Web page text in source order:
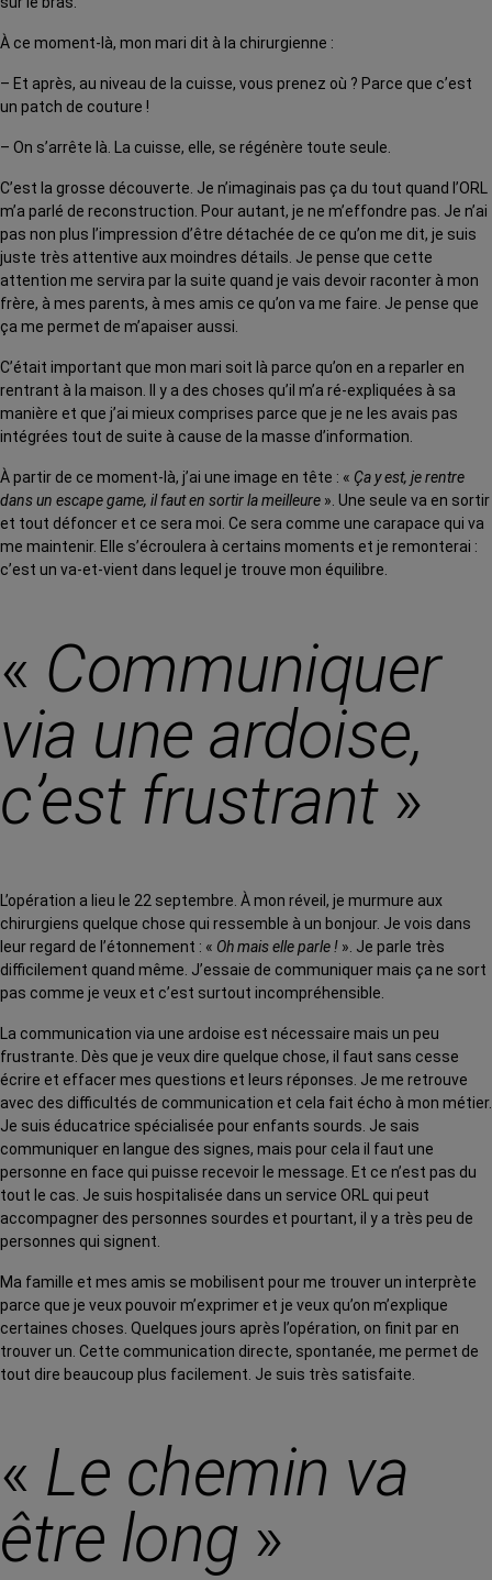
À ce moment-là, mon mari dit à la chirurgienne :
– Et après, au niveau de la cuisse, vous prenez où ? Parce que c’est
un patch de couture !
– On s’arrête là. La cuisse, elle, se régénère toute seule.
C’est la grosse découverte. Je n’imaginais pas ça du tout quand l’ORL
m’a parlé de reconstruction. Pour autant, je ne m’effondre pas. Je n’ai
pas non plus l’impression d’être détachée de ce qu’on me dit, je suis
juste très attentive aux moindres détails. Je pense que cette
attention me servira par la suite quand je vais devoir raconter à mon
frère, à mes parents, à mes amis ce qu’on va me faire. Je pense que
ça me permet de m’apaiser aussi.
C’était important que mon mari soit là parce qu’on en a reparler en
rentrant à la maison. Il y a des choses qu’il m’a ré-expliquées à sa
manière et que j’ai mieux comprises parce que je ne les avais pas
intégrées tout de suite à cause de la masse d’information.
À partir de ce moment-là, j’ai une image en tête : « Ça y est, je rentre
dans un escape game, il faut en sortir la meilleure ». Une seule va en sortir
et tout défoncer et ce sera moi. Ce sera comme une carapace qui va
me maintenir. Elle s’écroulera à certains moments et je remonterai :
c’est un va-et-vient dans lequel je trouve mon équilibre.
« Communiquer
via une ardoise,
c’est frustrant »
L’opération a lieu le 22 septembre. À mon réveil, je murmure aux
chirurgiens quelque chose qui ressemble à un bonjour. Je vois dans
leur regard de l’étonnement : « Oh mais elle parle ! ». Je parle très
difficilement quand même. J’essaie de communiquer mais ça ne sort
pas comme je veux et c’est surtout incompréhensible.
La communication via une ardoise est nécessaire mais un peu
frustrante. Dès que je veux dire quelque chose, il faut sans cesse
écrire et effacer mes questions et leurs réponses. Je me retrouve
avec des difficultés de communication et cela fait écho à mon métier.
Je suis éducatrice spécialisée pour enfants sourds. Je sais
communiquer en langue des signes, mais pour cela il faut une
personne en face qui puisse recevoir le message. Et ce n’est pas du
tout le cas. Je suis hospitalisée dans un service ORL qui peut
accompagner des personnes sourdes et pourtant, il y a très peu de
personnes qui signent.
Ma famille et mes amis se mobilisent pour me trouver un interprète
parce que je veux pouvoir m’exprimer et je veux qu’on m’explique
certaines choses. Quelques jours après l’opération, on finit par en
trouver un. Cette communication directe, spontanée, me permet de
tout dire beaucoup plus facilement. Je suis très satisfaite.
« Le chemin va
être long »